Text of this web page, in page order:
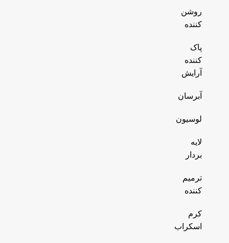
روشن
کننده
پاک
کننده
آرایش
آبرسان
لوسیون
لایه
بردار
ترمیم
کننده
کرم
اسکراب